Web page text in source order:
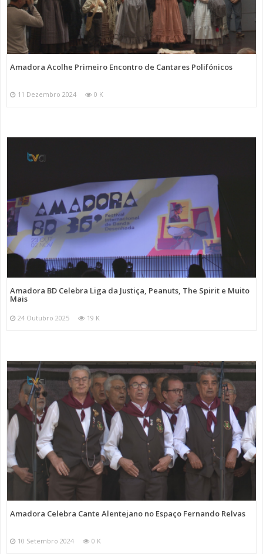
Amadora Acolhe Primeiro Encontro de Cantares Polifónicos
11 Dezembro 2024 0 K
Amadora BD Celebra Liga da Justiça, Peanuts, The Spirit e Muito
Mais
24 Outubro 2025 19 K
Amadora Celebra Cante Alentejano no Espaço Fernando Relvas
10 Setembro 2024 0 K